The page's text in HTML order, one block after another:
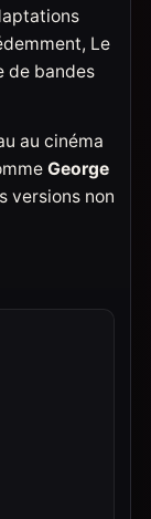
Le
de bandes
au cinéma
George
versions non